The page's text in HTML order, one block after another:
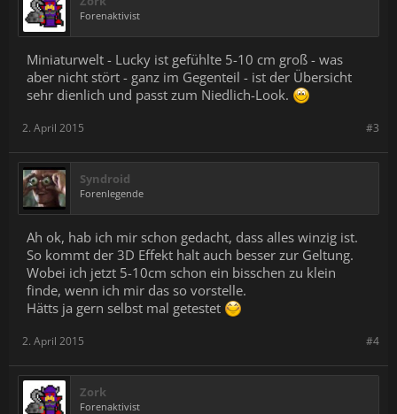
Forenaktivist
Miniaturwelt - Lucky ist gefühlte 5-10 cm groß - was
aber nicht stört - ganz im Gegenteil - ist der Übersicht
sehr dienlich und passt zum Niedlich-Look.
#3
2. April 2015
Syndroid
Forenlegende
Ah ok, hab ich mir schon gedacht, dass alles winzig ist.
So kommt der 3D Effekt halt auch besser zur Geltung.
Wobei ich jetzt 5-10cm schon ein bisschen zu klein
finde, wenn ich mir das so vorstelle.
Hätts ja gern selbst mal getestet
#4
2. April 2015
Zork
Forenaktivist